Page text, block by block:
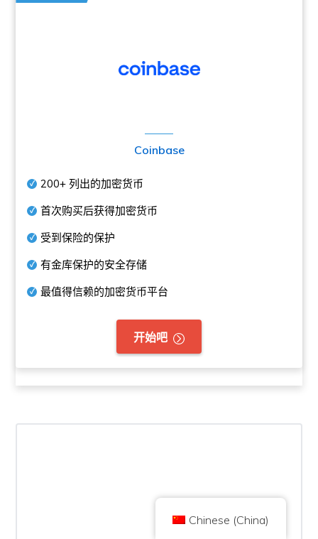
Coinbase
200+ 列出的加密货币
首次购买后获得加密货币
受到保险的保护
有金库保护的安全存储
最值得信赖的加密货币平台
开始吧
Copyright © 2026 Brilliant British Ltd trading as Coin Kickoff 版权所有
地址:3rd Floor Great Titchfield House, 14-18 Great Titchfield Street,
资加密货币是有风险的。
隐私政策 联系我们
Chinese (China)